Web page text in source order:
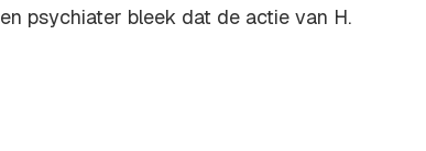
psychiater bleek dat de actie van H.